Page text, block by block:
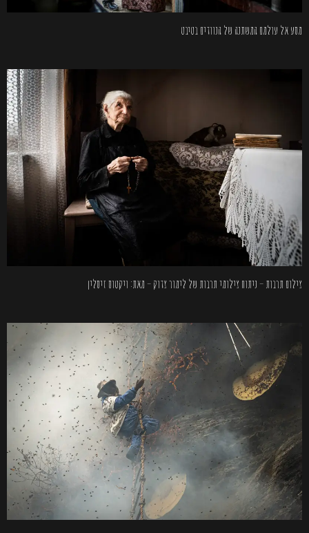
מסע אל עולמם המשתנה של הנוודים בטיבט
צילום תרבות – ניתוח צילומי תרבות של לימור צדוק – מאת: ויקטוס זיסלין